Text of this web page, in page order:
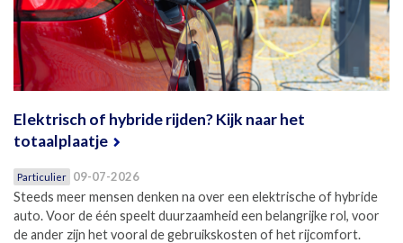
Elektrisch of hybride rijden? Kijk naar het
totaalplaatje
Particulier 09-07-2026
Steeds meer mensen denken na over een elektrische of hybride
auto. Voor de één speelt duurzaamheid een belangrijke rol, voor
de ander zijn het vooral de gebruikskosten of het rijcomfort.